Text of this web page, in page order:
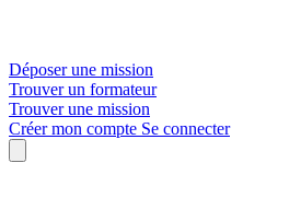
Déposer une mission
Trouver un formateur
Trouver une mission
Créer mon compte Se connecter